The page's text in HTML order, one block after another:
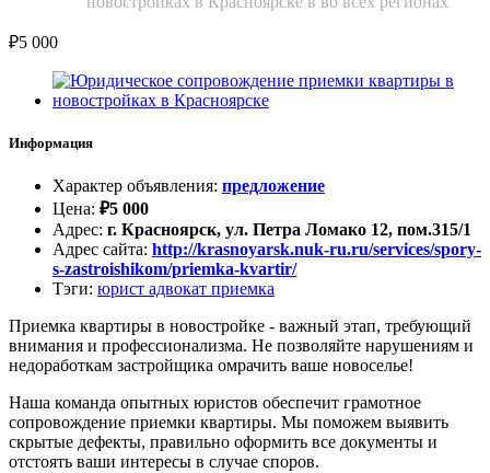
₽5 000
Информация
Характер объявления: предложение
Цена: ₽5 000
Адрес: г. Красноярск, ул. Петра Ломако 12, пом.315/1
Адрес сайта: http://krasnoyarsk.nuk-ru.ru/services/spory-
s-zastroishikom/priemka-kvartir/
Тэги: юрист адвокат приемка
Приемка квартиры в новостройке - важный этап, требующий
внимания и профессионализма. Не позволяйте нарушениям и
недоработкам застройщика омрачить ваше новоселье!
Наша команда опытных юристов обеспечит грамотное
сопровождение приемки квартиры. Мы поможем выявить
скрытые дефекты, правильно оформить все документы и
отстоять ваши интересы в случае споров.